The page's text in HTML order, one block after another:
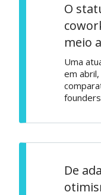
O
meio
Uma
em
De